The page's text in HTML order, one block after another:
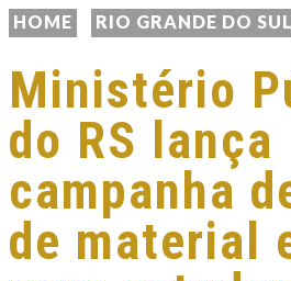
HOME RIO GRANDE DO SUL
Ministério
do RS lança
campanha
de material